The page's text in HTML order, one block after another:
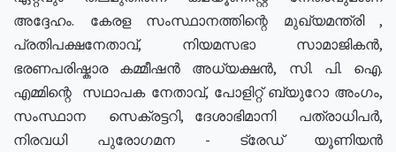
അദ്ദേഹം. കേരള സംസ്ഥാനത്തിന്റെ മുഖ്യമന്ത്രി ,
പ്രതിപക്ഷനേതാവ്, നിയമസഭാ സാമാജികൻ,
ഭരണപരിഷ്കാര കമ്മീഷൻ അധ്യക്ഷൻ, സി. പി. ഐ.
എമ്മിന്റെ സഥാപക നേതാവ്, പോളിറ്റ് ബ്യുറോ അംഗം,
സംസ്ഥാന സെക്രട്ടറി, ദേശാഭിമാനി പത്രാധിപർ,
നിരവധി പുരോഗമന - ട്രേഡ് യൂണിയൻ